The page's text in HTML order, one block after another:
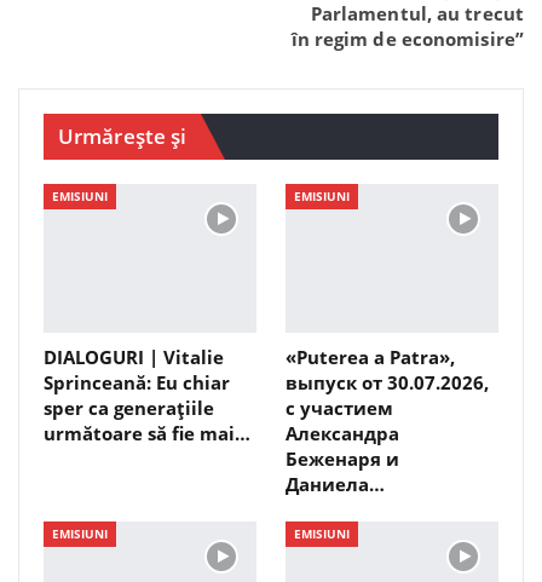
Parlamentul, au trecut
în regim de economisire”
Urmărește și
EMISIUNI
DIALOGURI | Vitalie
Sprinceană: Eu chiar
sper ca generațiile
următoare să fie mai…
EMISIUNI
«Puterea a Patra»,
выпуск от 30.07.2026,
с участием
Александра
Беженаря и
Даниела…
EMISIUNI EMISIUNI